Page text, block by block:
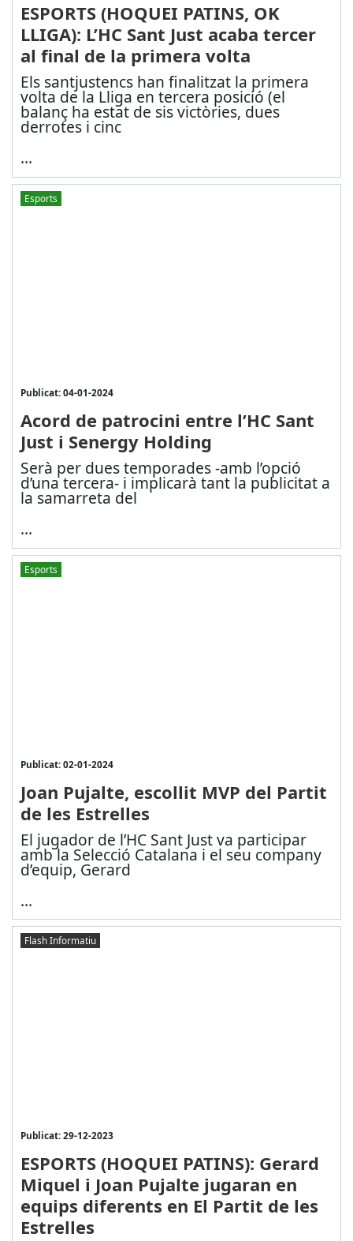
ESPORTS (HOQUEI PATINS, OK
LLIGA): L’HC Sant Just acaba tercer
al final de la primera volta
Els santjustencs han finalitzat la primera
volta de la Lliga en tercera posició (el
balanç ha estat de sis victòries, dues
derrotes i cinc
...
Esports
Publicat: 04-01-2024
Acord de patrocini entre l’HC Sant
Just i Senergy Holding
Serà per dues temporades -amb l’opció
d’una tercera- i implicarà tant la publicitat a
la samarreta del
...
Esports
Publicat: 02-01-2024
Joan Pujalte, escollit MVP del Partit
de les Estrelles
El jugador de l’HC Sant Just va participar
amb la Selecció Catalana i el seu company
d’equip, Gerard
...
Flash Informatiu
Publicat: 29-12-2023
ESPORTS (HOQUEI PATINS): Gerard
Miquel i Joan Pujalte jugaran en
equips diferents en El Partit de les
Estrelles